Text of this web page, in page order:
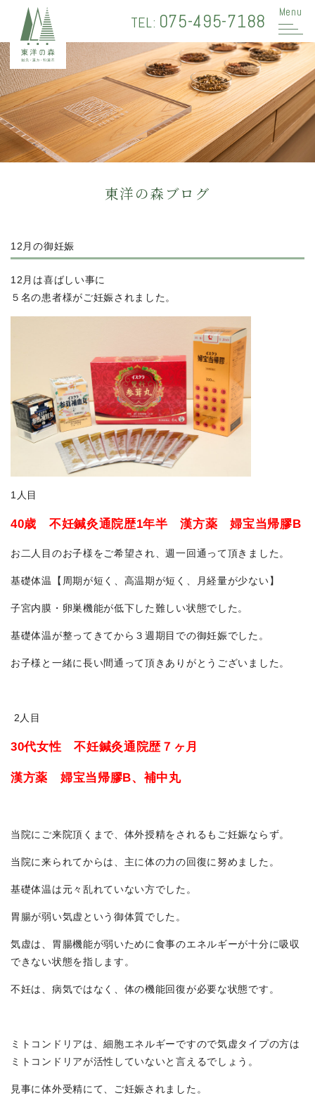
TEL: 075-495-7188 Menu
東洋の森ブログ
12月の御妊娠
12月は喜ばしい事に
５名の患者様がご妊娠されました。
1人目
40歳 不妊鍼灸通院歴1年半 漢方薬 婦宝当帰膠B
お二人目のお子様をご希望され、週一回通って頂きました。
基礎体温【周期が短く、高温期が短く、月経量が少ない】
子宮内膜・卵巣機能が低下した難しい状態でした。
基礎体温が整ってきてから３週期目での御妊娠でした。
お子様と一緒に長い間通って頂きありがとうございました。
2人目
30代女性 不妊鍼灸通院歴７ヶ月
漢方薬 婦宝当帰膠B、補中丸
当院にご来院頂くまで、体外授精をされるもご妊娠ならず。
当院に来られてからは、主に体の力の回復に努めました。
基礎体温は元々乱れていない方でした。
胃腸が弱い気虚という御体質でした。
気虚は、胃腸機能が弱いために食事のエネルギーが十分に吸収
できない状態を指します。
不妊は、病気ではなく、体の機能回復が必要な状態です。
ミトコンドリアは、細胞エネルギーですので気虚タイプの方は
ミトコンドリアが活性していないと言えるでしょう。
見事に体外受精にて、ご妊娠されました。